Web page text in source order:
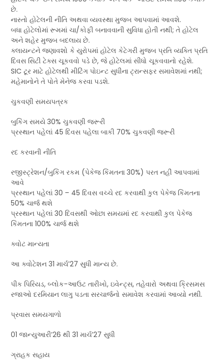
છે.
નાસ્તો હોટેલની નીતિ અથવા વ્યવસ્થા મુજબ આપવામાં આવશે.
બધા હોટેલોમાં રૂમમાં ચા/કોફી બનાવવાની સુવિધા હોતી નથી; તે હોટેલ
અને શહેર મુજબ બદલાય છે.
ક્લાયન્ટને જણાવશો કે યુરોપમાં હોટેલ કેટેગરી મુજબ પ્રતિ વ્યક્તિ પ્રતિ
દિવસ સિટી ટેક્સ ચૂકવવો પડે છે, જે હોટેલમાં સીધો ચૂકવવાનો રહેશે.
SIC ટૂર માટે હોટેલથી મીટિંગ પોઇન્ટ સુધીના ટ્રાન્સફર સમાવેશમાં નથી;
મહેમાનોને તે પોતે મેનેજ કરવા પડશે.
ચુકવણી સમયપત્રક
બુકિંગ સમયે 30% ચુકવણી જરૂરી
પ્રસ્થાન પહેલાં 45 દિવસ પહેલા બાકી 70% ચુકવણી જરૂરી
રદ કરવાની નીતિ
રજીસ્ટ્રેશન/બુકિંગ રકમ (પેકેજ કિંમતના 30%) પરત નહીં આપવામાં
આવે
પ્રસ્થાન પહેલાં 30 – 45 દિવસ વચ્ચે રદ કરવાથી કુલ પેકેજ કિંમતના
50% ચાર્જ થશે
પ્રસ્થાન પહેલાં 30 દિવસથી ઓછા સમયમાં રદ કરવાથી કુલ પેકેજ
કિંમતના 100% ચાર્જ થશે
ક્વોટ માન્યતા
આ ક્વોટેશન 31 માર્ચ’27 સુધી માન્ય છે.
પીક પિરિયડ, બ્લોક-આઉટ તારીખો, ઇવેન્ટ્સ, તહેવારો અથવા ક્રિસમસ
રજાઓ દરમિયાન લાગુ પડતા સરચાર્જનો સમાવેશ કરવામાં આવ્યો નથી.
પ્રવાસ સમયગાળો
01 જાન્યુઆરી’26 થી 31 માર્ચ’27 સુધી
ગ્રાહક સહાય